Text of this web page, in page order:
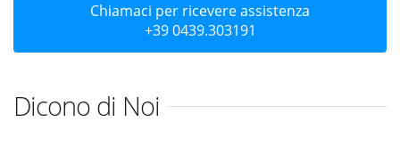
Chiamaci per ricevere assistenza
+39 0439.303191
Dicono di Noi